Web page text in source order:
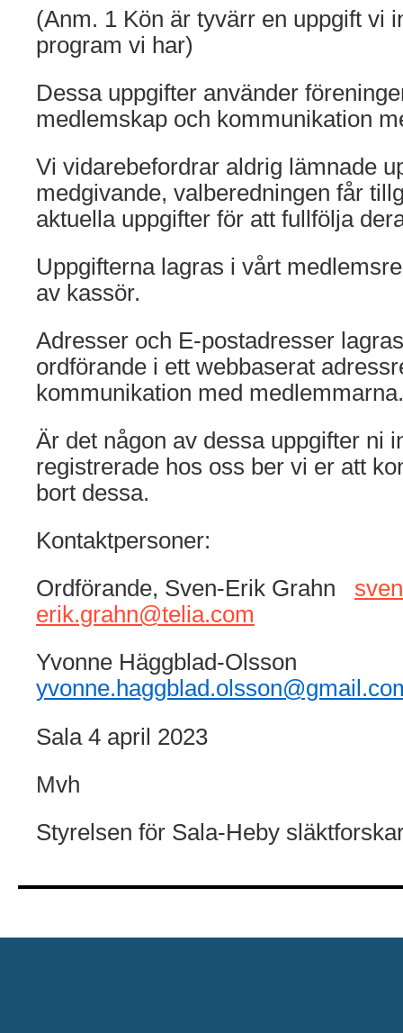
(Anm. 1 Kön är tyvärr en uppgift vi
program vi har)
Dessa uppgifter använder
medlemskap och kommunikation
Vi vidarebefordrar aldrig lämnade
medgivande, valberedningen får
aktuella uppgifter för att fullfölja
Uppgifterna lagras i vårt
av kassör.
Adresser och E-postadresser
ordförande i ett webbaserat
kommunikation med medlemmarna.
Är det någon av dessa uppgifter ni
registrerade hos oss ber vi er att
bort dessa.
Kontaktpersoner:
Ordförande, Sven-Erik Grahn
erik.grahn@telia.com
Yvonne Häggblad-Olsson
Sala 4 april 2023
Mvh
Styrelsen för Sala-Heby